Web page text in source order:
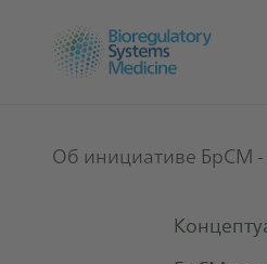
Об инициативе БрСМ